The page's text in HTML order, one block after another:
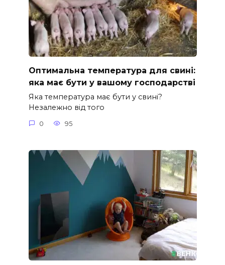
Оптимальна температура для свині:
яка має бути у вашому господарстві
Яка температура має бути у свині?
Незалежно від того
0 95